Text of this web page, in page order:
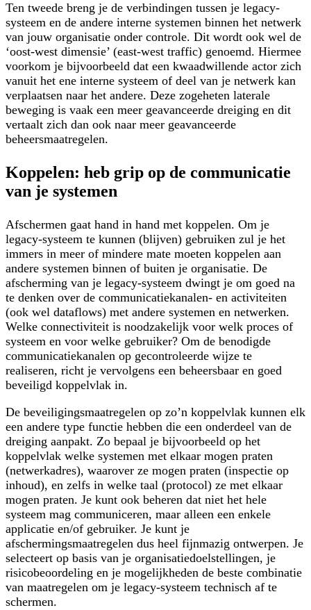
Ten tweede breng je de verbindingen tussen je legacy-
systeem en de andere interne systemen binnen het netwerk
van jouw organisatie onder controle. Dit wordt ook wel de
‘oost-west dimensie’ (east-west traffic) genoemd. Hiermee
voorkom je bijvoorbeeld dat een kwaadwillende actor zich
vanuit het ene interne systeem of deel van je netwerk kan
verplaatsen naar het andere. Deze zogeheten laterale
beweging is vaak een meer geavanceerde dreiging en dit
vertaalt zich dan ook naar meer geavanceerde
beheersmaatregelen.
Koppelen: heb grip op de communicatie
van je systemen
Afschermen gaat hand in hand met koppelen. Om je
legacy-systeem te kunnen (blijven) gebruiken zul je het
immers in meer of mindere mate moeten koppelen aan
andere systemen binnen of buiten je organisatie. De
afscherming van je legacy-systeem dwingt je om goed na
te denken over de communicatiekanalen- en activiteiten
(ook wel dataflows) met andere systemen en netwerken.
Welke connectiviteit is noodzakelijk voor welk proces of
systeem en voor welke gebruiker? Om de benodigde
communicatiekanalen op gecontroleerde wijze te
realiseren, richt je vervolgens een beheersbaar en goed
beveiligd koppelvlak in.
De beveiligingsmaatregelen op zo’n koppelvlak kunnen elk
een andere type functie hebben die een onderdeel van de
dreiging aanpakt. Zo bepaal je bijvoorbeeld op het
koppelvlak welke systemen met elkaar mogen praten
(netwerkadres), waarover ze mogen praten (inspectie op
inhoud), en zelfs in welke taal (protocol) ze met elkaar
mogen praten. Je kunt ook beheren dat niet het hele
systeem mag communiceren, maar alleen een enkele
applicatie en/of gebruiker. Je kunt je
afschermingsmaatregelen dus heel fijnmazig ontwerpen. Je
selecteert op basis van je organisatiedoelstellingen, je
risicobeoordeling en je mogelijkheden de beste combinatie
van maatregelen om je legacy-systeem technisch af te
schermen.